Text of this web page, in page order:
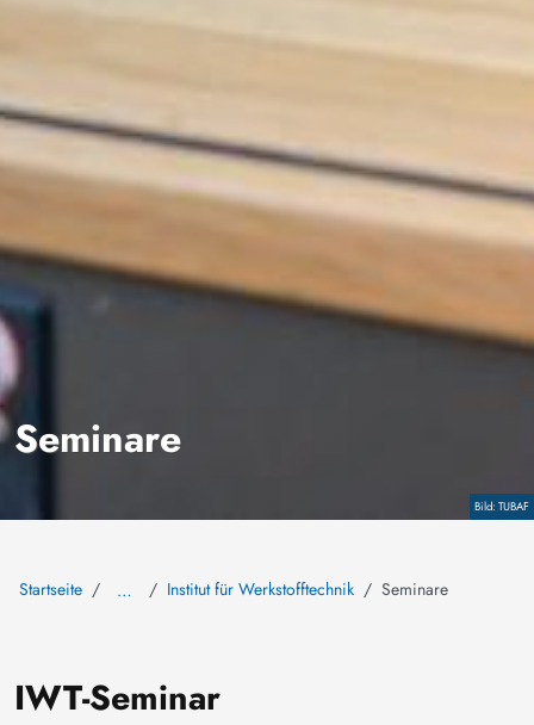
Copyright
TUBAF
Seminare
Startseite … Institut für Werkstofftechnik Seminare
IWT-Seminar